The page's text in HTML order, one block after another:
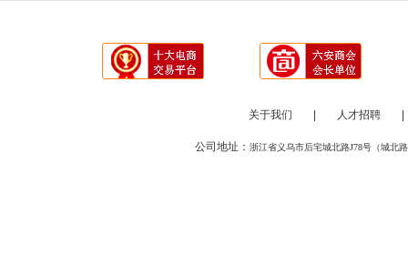
关于我们 人才招聘
公司地址： 浙江省义乌市后宅城北路J78号（城北